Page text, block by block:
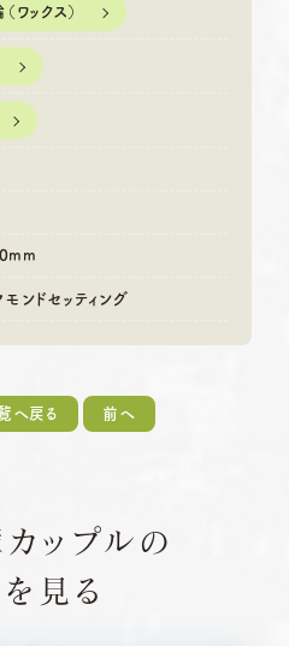
ワックス）
ンドセッティング
へ戻る 前へ
ップルの
見る